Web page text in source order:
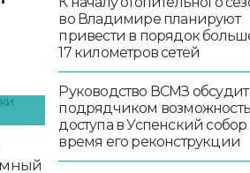
во Владимире планируют
привести в порядок
17 километров сетей
Руководство ВСМЗ обсудит
подрядчиком
доступа в Успенский собор
время его реконструкции